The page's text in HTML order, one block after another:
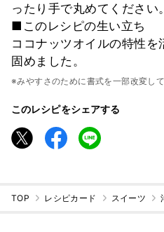
ったり手で丸めてください。
■このレシピの生い立ち
ココナッツオイルの特性を
固めました。
※みやすさのために書式を一部改変して
このレシピをシェアする
TOP レシピカード スイーツ